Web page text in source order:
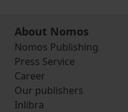
About Nomos
Nomos Publishing
Press Service
Career
Our publishers
Inlibra